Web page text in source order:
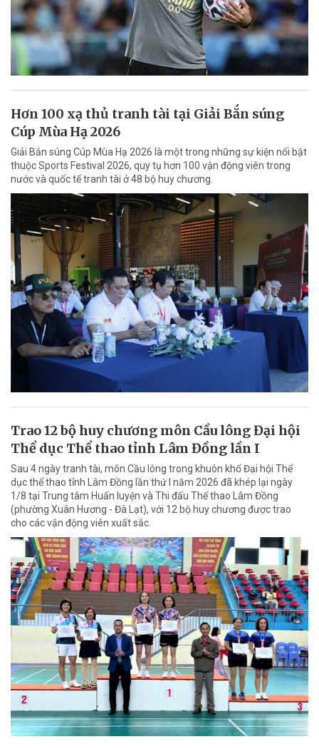
Hơn 100 xạ thủ tranh tài tại Giải Bắn súng
Cúp Mùa Hạ 2026
Giải Bắn súng Cúp Mùa Hạ 2026 là một trong những sự kiện nổi bật
thuộc Sports Festival 2026, quy tụ hơn 100 vận động viên trong
nước và quốc tế tranh tài ở 48 bộ huy chương.
Trao 12 bộ huy chương môn Cầu lông Đại hội
Thể dục Thể thao tỉnh Lâm Đồng lần I
Sau 4 ngày tranh tài, môn Cầu lông trong khuôn khổ Đại hội Thể
dục thể thao tỉnh Lâm Đồng lần thứ I năm 2026 đã khép lại ngày
1/8 tại Trung tâm Huấn luyện và Thi đấu Thể thao Lâm Đồng
(phường Xuân Hương - Đà Lạt), với 12 bộ huy chương được trao
cho các vận động viên xuất sắc.